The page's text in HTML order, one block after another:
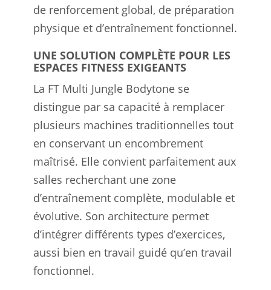
de renforcement global, de préparation
physique et d’entraînement fonctionnel.
UNE SOLUTION COMPLÈTE POUR LES
ESPACES FITNESS EXIGEANTS
La FT Multi Jungle Bodytone se
distingue par sa capacité à remplacer
plusieurs machines traditionnelles tout
en conservant un encombrement
maîtrisé. Elle convient parfaitement aux
salles recherchant une zone
d’entraînement complète, modulable et
évolutive. Son architecture permet
d’intégrer différents types d’exercices,
aussi bien en travail guidé qu’en travail
fonctionnel.